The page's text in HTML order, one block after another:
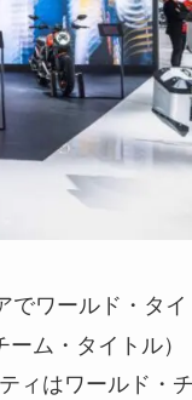
でワールド・タイ
ム・タイトル）
ィはワールド・